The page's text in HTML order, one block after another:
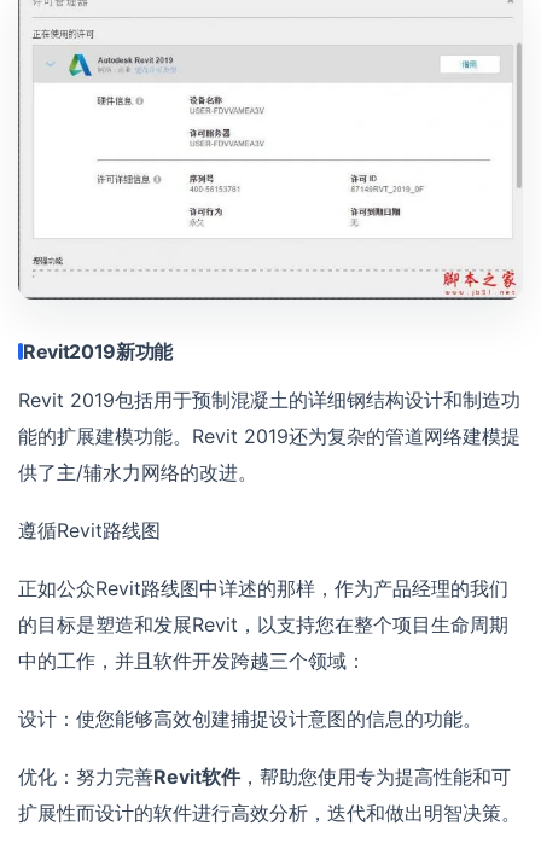
Revit2019新功能
Revit 2019包括用于预制混凝土的详细钢结构设计和制造功
能的扩展建模功能。Revit 2019还为复杂的管道网络建模提
供了主/辅水力网络的改进。
遵循Revit路线图
正如公众Revit路线图中详述的那样，作为产品经理的我们
的目标是塑造和发展Revit，以支持您在整个项目生命周期
中的工作，并且软件开发跨越三个领域：
设计：使您能够高效创建捕捉设计意图的信息的功能。
优化：努力完善Revit软件，帮助您使用专为提高性能和可
扩展性而设计的软件进行高效分析，迭代和做出明智决策。